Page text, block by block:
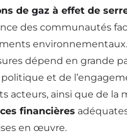
de gaz à effet de
des communautés
environnementaux.
dépend en grande
et de
acteurs, ainsi que de la
financières
en œuvre.